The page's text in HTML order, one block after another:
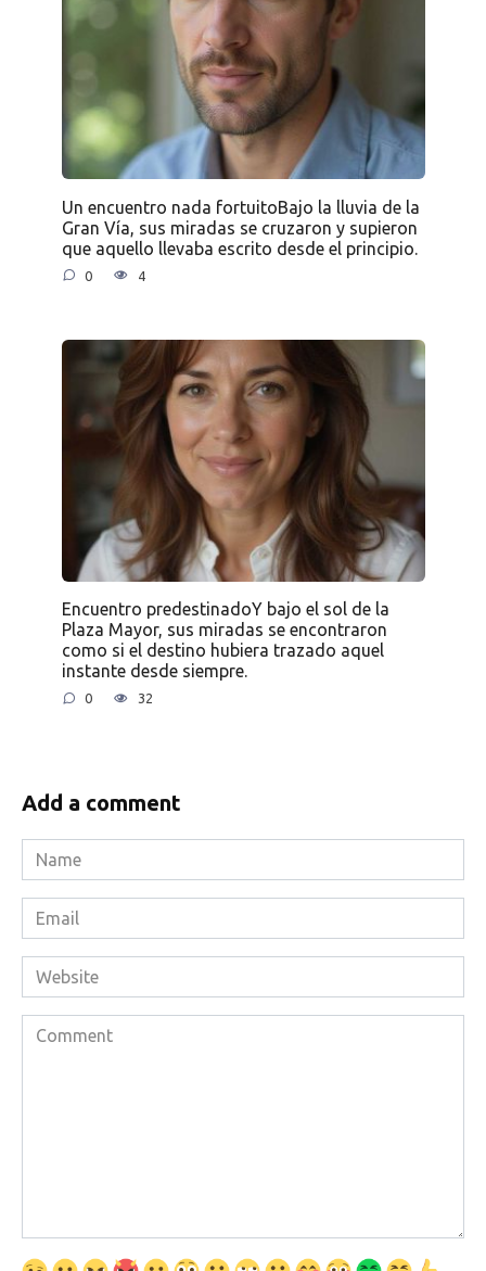
Un encuentro nada fortuitoBajo la lluvia de la
Gran Vía, sus miradas se cruzaron y supieron
que aquello llevaba escrito desde el principio.
0 4
Encuentro predestinadoY bajo el sol de la
Plaza Mayor, sus miradas se encontraron
como si el destino hubiera trazado aquel
instante desde siempre.
0 32
Add a comment
Name
*
Email
*
Website
Comment